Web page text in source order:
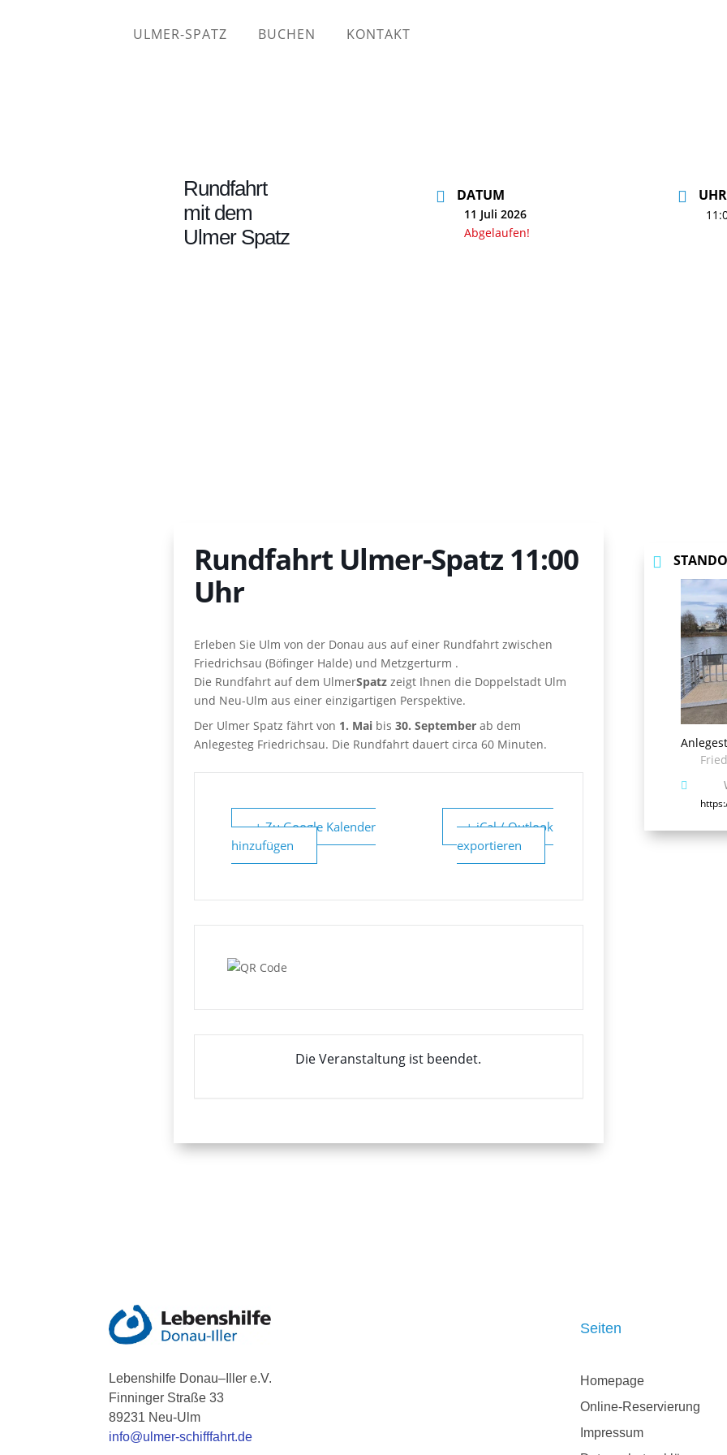
ULMER-SPATZ BUCHEN KONTAKT
Rundfahrt
mit dem
Ulmer Spatz
DATUM
11 Juli 2026
Abgelaufen!
Rundfahrt Ulmer-Spatz 11:00
Uhr
Erleben Sie Ulm von der Donau aus auf einer Rundfahrt zwischen
Friedrichsau (Böfinger Halde) und Metzgerturm .
Die Rundfahrt auf dem UlmerSpatzzeigt Ihnen die Doppelstadt Ulm
und Neu-Ulm aus einer einzigartigen Perspektive.
Der Ulmer Spatz fährt von 1. Maibis 30. September ab dem
Anlegesteg Friedrichsau. Die Rundfahrt dauert circa 60 Minuten.
+ Zu Google Kalender
hinzufügen
+ iCal / Outlook
exportieren
Die Veranstaltung ist beendet.
Lebenshilfe Donau–Iller e.V.
Finninger Straße 33
89231 Neu-Ulm
info@ulmer-schifffahrt.de
Seiten
Homepage
Online-Reservierung
Impressum